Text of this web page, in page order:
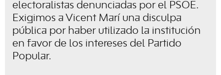
electoralistas denunciadas por el PSOE.
Exigimos a Vicent Marí una disculpa
pública por haber utilizado la institución
en favor de los intereses del Partido
Popular.